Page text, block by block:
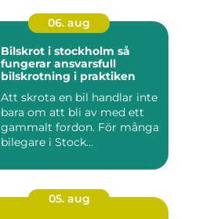
06. aug
Bilskrot i stockholm så
fungerar ansvarsfull
bilskrotning i praktiken
Att skrota en bil handlar inte
bara om att bli av med ett
gammalt fordon. För många
bilegare i Stock...
05. aug